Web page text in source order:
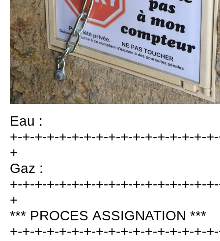
Eau :
+-+-+-+-+-+-+-+-+-+-+-+-+-+-+-+-
+
Gaz :
+-+-+-+-+-+-+-+-+-+-+-+-+-+-+-+-
+
*** PROCES ASSIGNATION ***
+-+-+-+-+-+-+-+-+-+-+-+-+-+-+-+-